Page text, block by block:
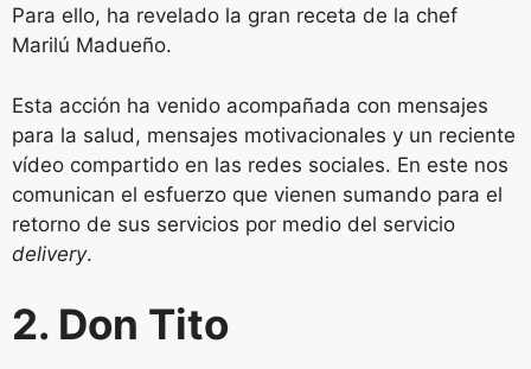
Para ello, ha revelado la gran receta de la chef
Marilú Madueño.
Esta acción ha venido acompañada con mensajes
para la salud, mensajes motivacionales y un reciente
vídeo compartido en las redes sociales. En este nos
comunican el esfuerzo que vienen sumando para el
retorno de sus servicios por medio del servicio
delivery.
2. Don Tito